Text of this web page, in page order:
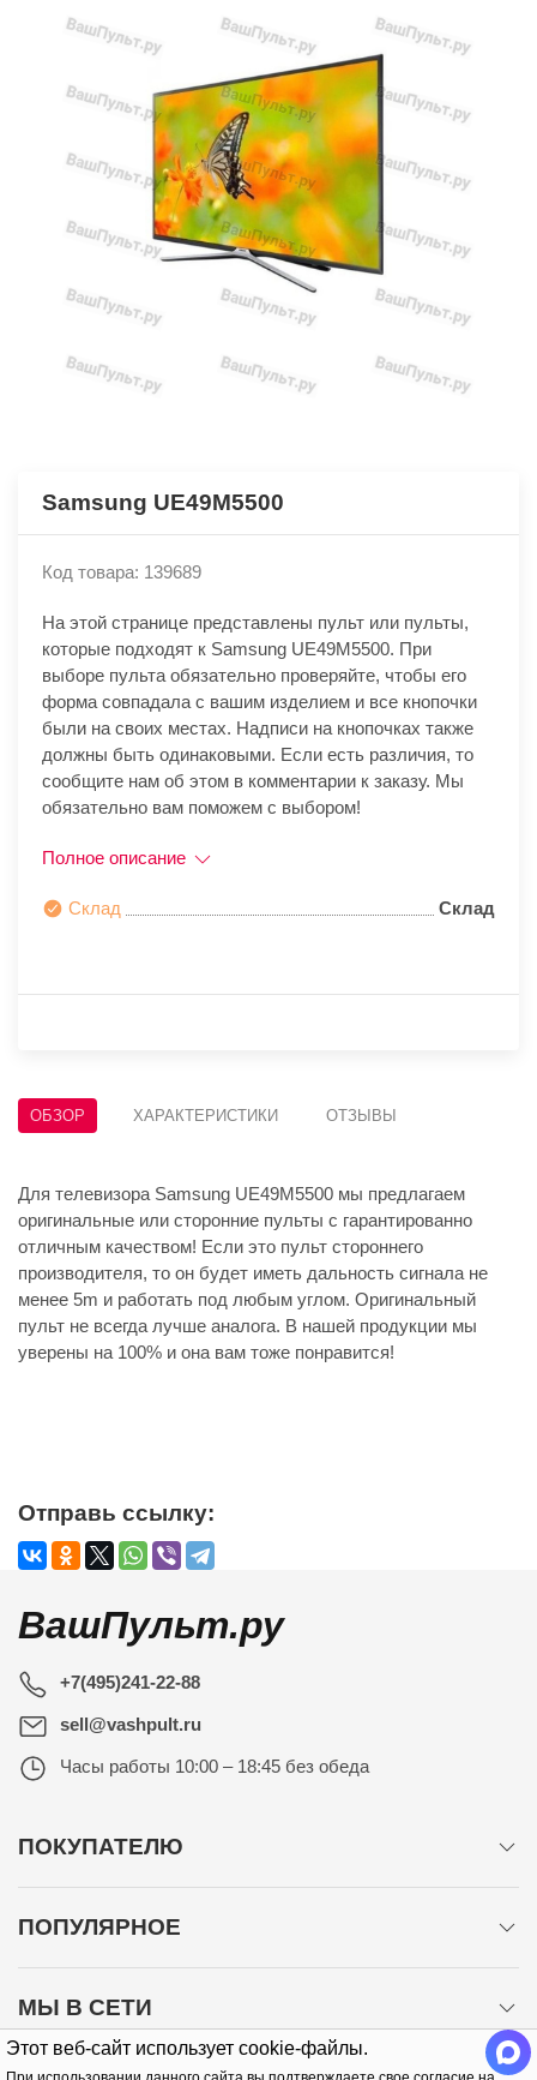
Этот веб-сайт использует cookie-файлы.
Samsung UE49M5500
Код товара: 139689
На этой странице представлены пульт или пульты,
которые подходят к Samsung UE49M5500. При
выборе пульта обязательно проверяйте, чтобы его
форма совпадала с вашим изделием и все кнопочки
были на своих местах. Надписи на кнопочках также
должны быть одинаковыми. Если есть различия, то
сообщите нам об этом в комментарии к заказу. Мы
обязательно вам поможем с выбором!
Полное описание
Склад Склад
ОБЗОР ХАРАКТЕРИСТИКИ ОТЗЫВЫ
Для телевизора Samsung UE49M5500 мы предлагаем
оригинальные или сторонние пульты с гарантированно
отличным качеством! Если это пульт стороннего
производителя, то он будет иметь дальность сигнала не
менее 5m и работать под любым углом. Оригинальный
пульт не всегда лучше аналога. В нашей продукции мы
уверены на 100% и она вам тоже понравится!
Отправь ссылку:
ВашПульт.ру
+7(495)241-22-88
sell@vashpult.ru
Часы работы 10:00 – 18:45 без обеда
ПОКУПАТЕЛЮ
ПОПУЛЯРНОЕ
МЫ В СЕТИ